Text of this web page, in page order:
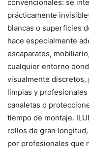
convencionales: se
prácticamente
blancas o superficies
hace especialmente
escaparates,
cualquier entorno
visualmente discretos,
limpias y
canaletas o
tiempo de montaje.
rollos de gran
por profesionales que